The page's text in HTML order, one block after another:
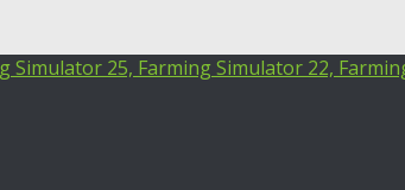
25, Farming Simulator 22,